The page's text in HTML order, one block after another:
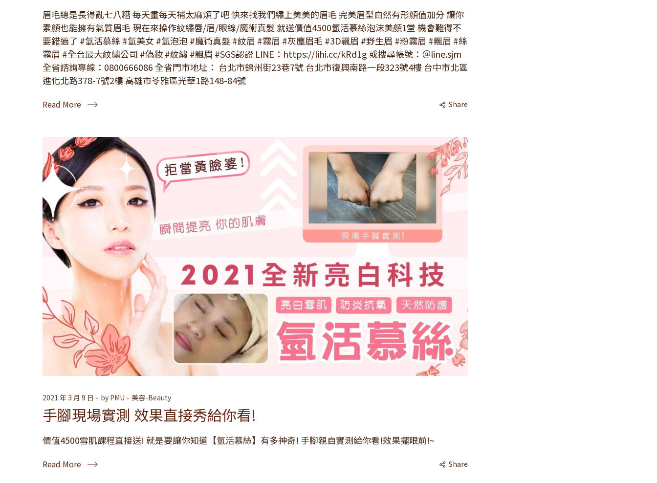
眉毛總是長得亂七八糟 每天畫每天補太麻煩了吧 快來找我們繡上美美的眉毛 完美眉型自然有形顏值加分 讓你
素顏也能擁有氣質眉毛 現在來操作紋繡唇/眉/眼線/魔術真髮 就送價值4500氫活慕絲泡沫美顏1堂 機會難得不
要錯過了 #氫活慕絲 #氫美女 #氫泡泡 #魔術真髮 #紋眉 #霧眉 #灰塵眉毛 #3D飄眉 #野生眉 #粉霧眉 #飄眉 #絲
霧眉 #全台最大紋繡公司 #偽妝 #紋繡 #飄眉 #SGS認證 LINE：https://lihi.cc/kRd1g 或搜尋帳號：＠line.sjm
全省諮詢專線：0800666086 全省門市地址： 台北市錦州街23巷7號 台北市復興南路一段323號4樓 台中市北區
進化北路378-7號2樓 高雄市苓雅區光華1路148-84號
Read More Share
2021 年 3 月 9 日 by PMU 美容-Beauty
手腳現場實測 效果直接秀給你看!
價值4500雪肌課程直接送! 就是要讓你知道【氫活慕絲】有多神奇! 手腳親自實測給你看!效果擺眼前!~
Read More Share